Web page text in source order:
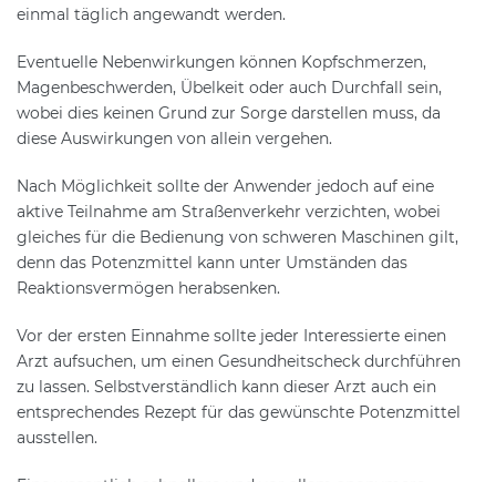
einmal täglich angewandt werden.
Eventuelle Nebenwirkungen können Kopfschmerzen,
Magenbeschwerden, Übelkeit oder auch Durchfall sein,
wobei dies keinen Grund zur Sorge darstellen muss, da
diese Auswirkungen von allein vergehen.
Nach Möglichkeit sollte der Anwender jedoch auf eine
aktive Teilnahme am Straßenverkehr verzichten, wobei
gleiches für die Bedienung von schweren Maschinen gilt,
denn das Potenzmittel kann unter Umständen das
Reaktionsvermögen herabsenken.
Vor der ersten Einnahme sollte jeder Interessierte einen
Arzt aufsuchen, um einen Gesundheitscheck durchführen
zu lassen. Selbstverständlich kann dieser Arzt auch ein
entsprechendes Rezept für das gewünschte Potenzmittel
ausstellen.